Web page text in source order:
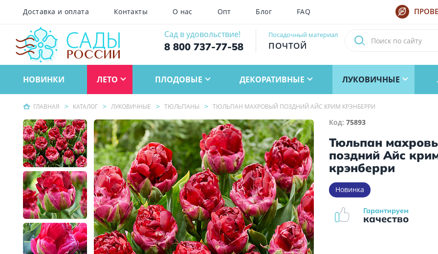
Доставка и оплата Контакты О нас Опт Блог FAQ
Сад в удовольствие!
8 800 737-77-58
Посадочный материал
ПОЧТОЙ
НОВИНКИ ЛЕТО ПЛОДОВЫЕ ДЕКОРАТИВНЫЕ ЛУКОВИЧНЫЕ
ГЛАВНАЯ КАТАЛОГ ЛУКОВИЧНЫЕ ТЮЛЬПАНЫ ТЮЛЬПАН МАХРОВЫЙ ПОЗДНИЙ АЙС КРИМ КРЭНБЕРРИ
Код: 75893
Тюльпан
поздний Айс
крэнберри
Новинка
Гарантируем
качество